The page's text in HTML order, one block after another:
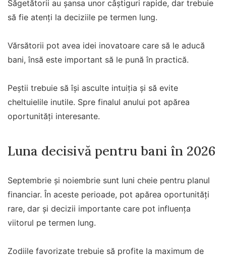
Săgetătorii au șansa unor câștiguri rapide, dar trebuie
să fie atenți la deciziile pe termen lung.
Vărsătorii pot avea idei inovatoare care să le aducă
bani, însă este important să le pună în practică.
Peștii trebuie să își asculte intuiția și să evite
cheltuielile inutile. Spre finalul anului pot apărea
oportunități interesante.
Luna decisivă pentru bani în 2026
Septembrie și noiembrie sunt luni cheie pentru planul
financiar. În aceste perioade, pot apărea oportunități
rare, dar și decizii importante care pot influența
viitorul pe termen lung.
Zodiile favorizate trebuie să profite la maximum de